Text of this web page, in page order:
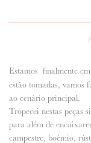
Estamos finalmente
estão tomadas, vamos
ao cenário principal.
Tropecei nestas peças
para além de
campestre, boémio,